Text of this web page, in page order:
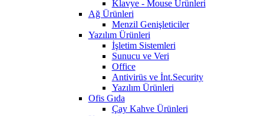
Klavye - Mouse Ürünleri
Ağ Ürünleri
Menzil Genişleticiler
Yazılım Ürünleri
İşletim Sistemleri
Sunucu ve Veri
Office
Antivirüs ve İnt.Security
Yazılım Ürünleri
Ofis Gıda
Çay Kahve Ürünleri